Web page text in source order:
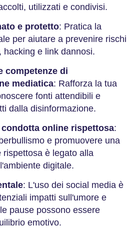
utilizzati e condivisi.
e protetto: Pratica la
per aiutare a prevenire rischi
hacking e link dannosi.
competenze di
mediatica: Rafforza la tua
fonti attendibili e
dalla disinformazione.
online rispettosa:
e promuovere una
rispettosa è legato alla
digitale.
: L'uso dei social media è
impatti sull'umore e
pause possono essere
emotivo.